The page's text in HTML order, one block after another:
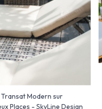
Transat Modern sur
Places - SkyLine Design